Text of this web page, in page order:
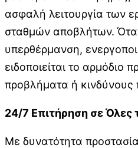
ασφαλή λειτουργία των
σταθμών αποβλήτων.
υπερθέρμανση,
ειδοποιείται το αρμόδιο
προβλήματα ή κινδύνους
24/7 Επιτήρηση σε Όλες
Με δυνατότητα